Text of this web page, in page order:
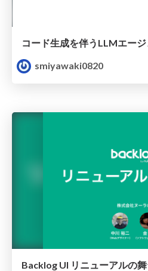
smiyawaki0820